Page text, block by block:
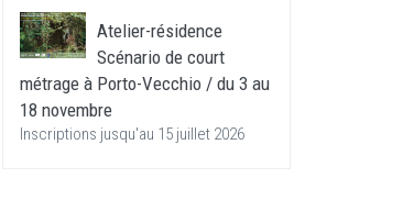
Atelier-résidence
Scénario de court
métrage à Porto-Vecchio / du 3 au
18 novembre
Inscriptions jusqu'au 15 juillet 2026